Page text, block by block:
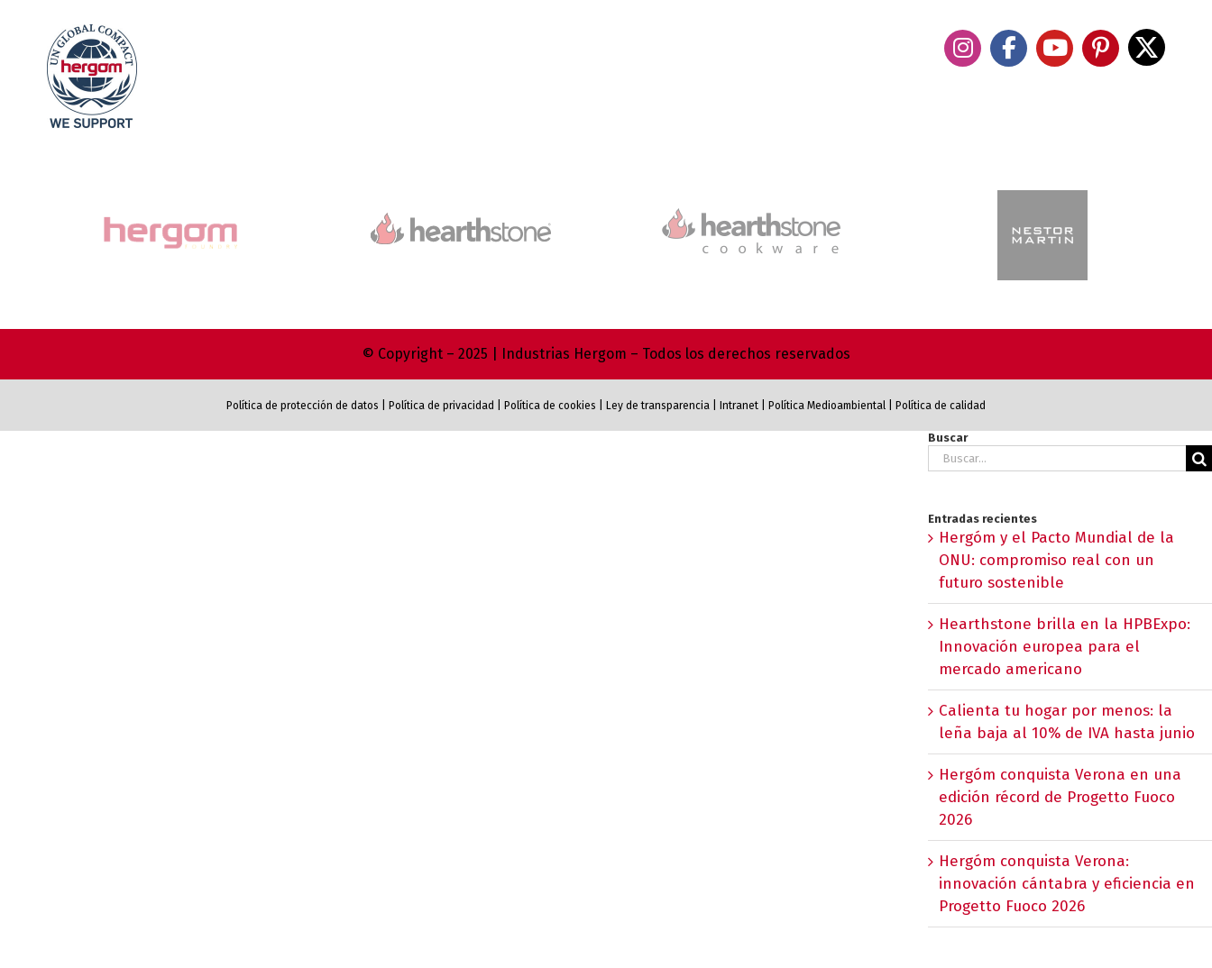
© Copyright – 2025 | Industrias Hergom – Todos los derechos reservados
Política de protección de datos Política de privacidad Política de cookies Ley de transparencia Intranet Política Medioambiental Política de calidad
Buscar
Buscar:
Entradas recientes
Hergóm y el Pacto Mundial de la
ONU: compromiso real con un
futuro sostenible
Hearthstone brilla en la HPBExpo:
Innovación europea para el
mercado americano
Calienta tu hogar por menos: la
leña baja al 10% de IVA hasta junio
Hergóm conquista Verona en una
edición récord de Progetto Fuoco
2026
Hergóm conquista Verona:
innovación cántabra y eficiencia en
Progetto Fuoco 2026